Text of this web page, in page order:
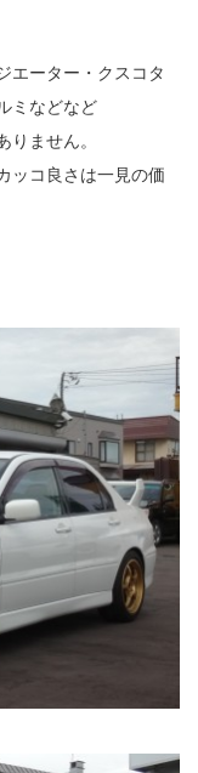
エーター・クスコタ
ミなどなど
ません。
ッコ良さは一見の価